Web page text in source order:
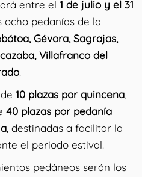
entre el 1 de julio y el 31
pedanías de la
Gévora, Sagrajas,
Villafranco del
.
10 plazas por quincena,
40 plazas por pedanía
, destinadas a facilitar la
el periodo estival.
pedáneos serán los